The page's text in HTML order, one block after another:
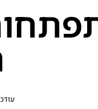
עודכן